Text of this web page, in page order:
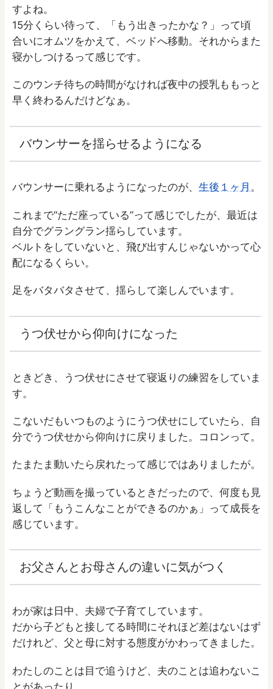
すよね。
15分くらい待って、「もう出きったかな？」って頃
合いにオムツをかえて、ベッドへ移動。それからまた
寝かしつけるって感じです。
このウンチ待ちの時間がなければ夜中の授乳ももっと
早く終わるんだけどなぁ。
バウンサーを揺らせるようになる
バウンサーに乗れるようになったのが、 生後１ヶ月 。
これまで“ただ座っている”って感じでしたが、最近は
自分でグラングラン揺らしています。
ベルトをしていないと、飛び出すんじゃないかって心
配になるくらい。
足をバタバタさせて、揺らして楽しんでいます。
うつ伏せから仰向けになった
ときどき、うつ伏せにさせて寝返りの練習をしていま
す。
こないだもいつものようにうつ伏せにしていたら、自
分でうつ伏せから仰向けに戻りました。コロンって。
たまたま動いたら戻れたって感じではありましたが。
ちょうど動画を撮っているときだったので、何度も見
返して「もうこんなことができるのかぁ」って成長を
感じています。
お父さんとお母さんの違いに気がつく
わが家は日中、夫婦で子育てしています。
だから子どもと接してる時間にそれほど差はないはず
だけれど、父と母に対する態度がかわってきました。
わたしのことは目で追うけど、夫のことは追わないこ
とがあったり。